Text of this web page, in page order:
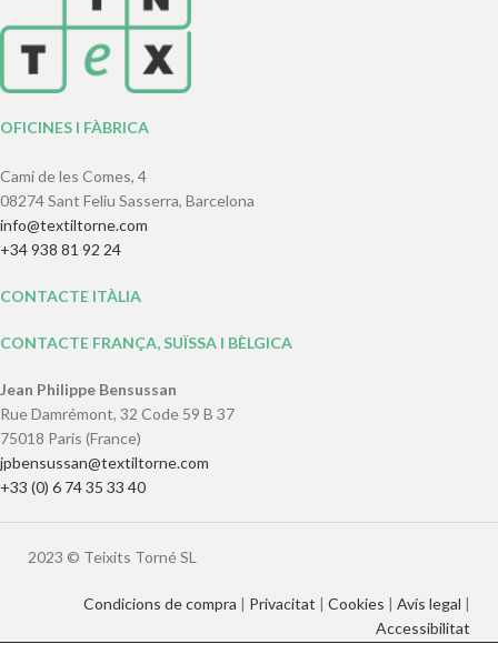
OFICINES I FÀBRICA
Camí de les Comes, 4
08274 Sant Feliu Sasserra, Barcelona
info@textiltorne.com
+34 938 81 92 24
CONTACTE ITÀLIA
CONTACTE FRANÇA, SUÏSSA I BÈLGICA
Jean Philippe Bensussan
Rue Damrémont, 32 Code 59 B 37
75018 Paris (France)
jpbensussan@textiltorne.com
+33 (0) 6 74 35 33 40
2023 © Teixits Torné SL
Condicions de compra | Privacitat | Cookies | Avís legal |
Accessibilitat